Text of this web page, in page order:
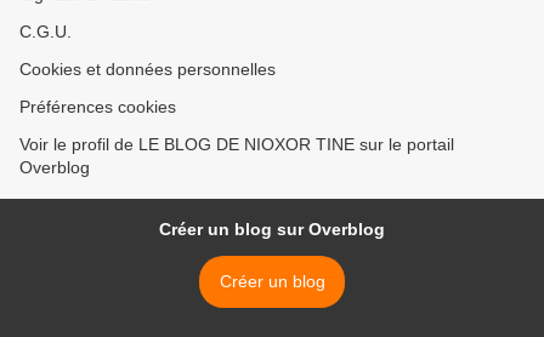
C.G.U.
Cookies et données personnelles
Préférences cookies
Voir le profil de LE BLOG DE NIOXOR TINE sur le portail
Overblog
Créer un blog sur Overblog
Créer un blog